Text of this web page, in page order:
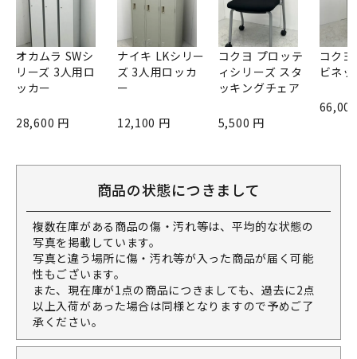
オカムラ SWシ
リーズ 3人用ロ
ッカー
28,600 円
ナイキ LKシリー
ズ 3人用ロッカ
ー
12,100 円
コクヨ プロッテ
ィシリーズ スタ
ッキングチェア
5,500 円
コク
ビネ
商品の状態につきまして
複数在庫がある商品の傷・汚れ等は、平均的な状態の
写真を掲載しています。
写真と違う場所に傷・汚れ等が入った商品が届く可能
性もございます。
また、現在庫が1点の商品につきましても、過去に2点
以上入荷があった場合は同様となりますので予めご了
承ください。